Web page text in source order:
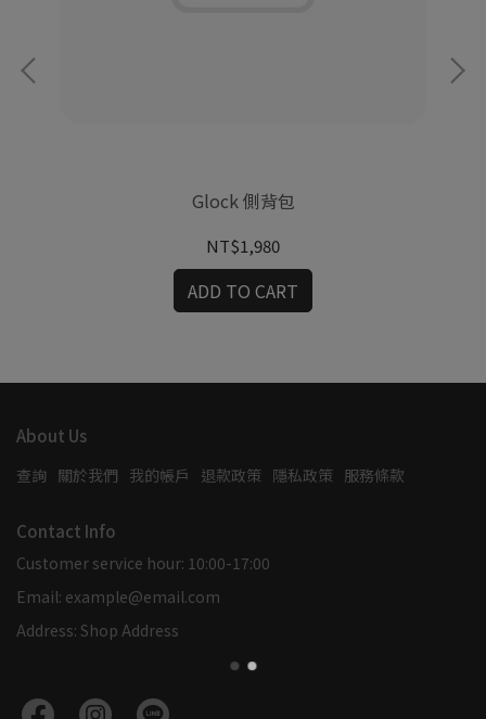
Glock 側背包
NT$1,980
ADD TO CART
About Us
查詢 關於我們 我的帳戶 退款政策 隱私政策 服務條款
Contact Info
Customer service hour: 10:00-17:00
Email: example@email.com
Address: Shop Address